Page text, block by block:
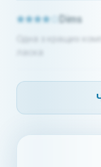
Dims
Одна з кращих компаній,
ласка